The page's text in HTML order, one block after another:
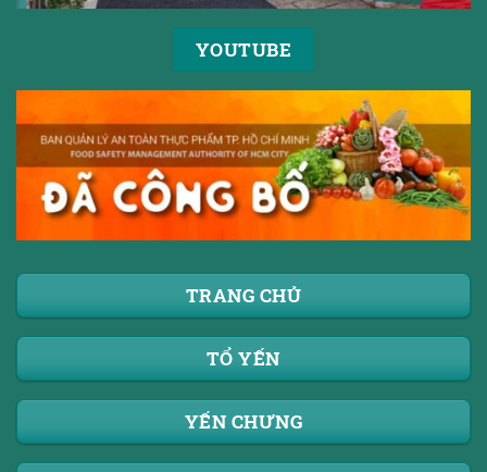
YOUTUBE
TRANG CHỦ
TỔ YẾN
YẾN CHƯNG